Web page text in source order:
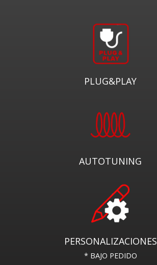
PLUG&PLAY
AUTOTUNING
PERSONALIZACIONES
* BAJO PEDIDO